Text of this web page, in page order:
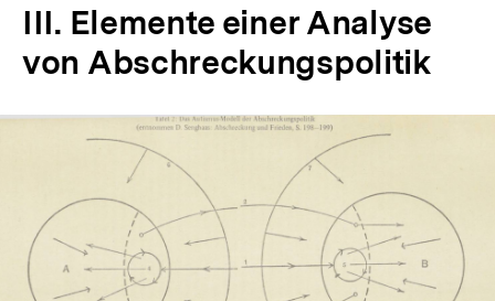
Fußnote
III. Elemente einer Analyse
von Abschreckungspolitik